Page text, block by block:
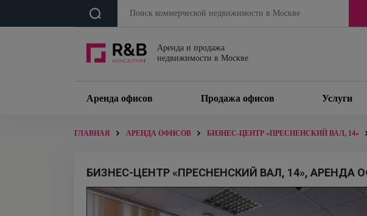
Аренда и продажа
недвижимости в Москве
Аренда офисов Продажа офисов Услуги
ГЛАВНАЯ АРЕНДА ОФИСОВ БИЗНЕС-ЦЕНТР «ПРЕСНЕНСКИЙ ВАЛ, 14»
БИЗНЕС-ЦЕНТР «ПРЕСНЕНСКИЙ ВАЛ, 14», АРЕНДА